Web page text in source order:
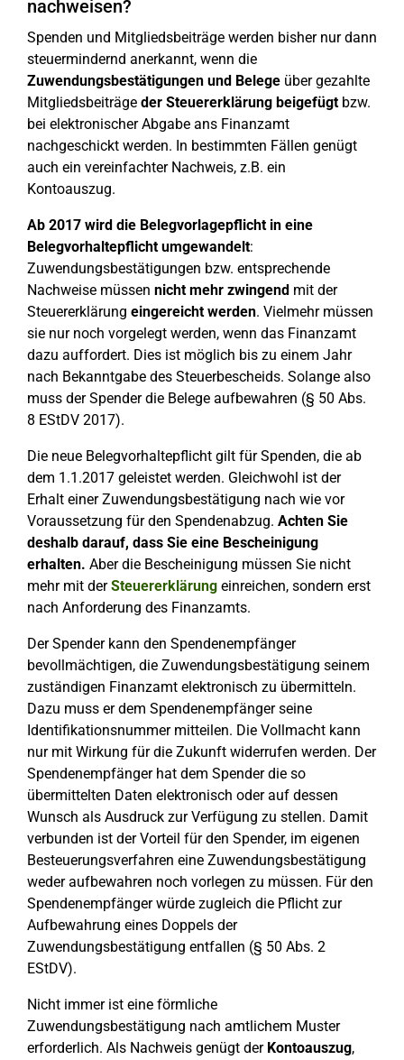
nachweisen?
Spenden und Mitgliedsbeiträge werden bisher nur dann
steuermindernd anerkannt, wenn die
Zuwendungsbestätigungen und Belege über gezahlte
Mitgliedsbeiträge der Steuererklärung beigefügtbzw.
bei elektronischer Abgabe ans Finanzamt
nachgeschickt werden. In bestimmten Fällen genügt
auch ein vereinfachter Nachweis, z.B. ein
Kontoauszug.
Ab 2017 wird die Belegvorlagepflicht in eine
Belegvorhaltepflicht umgewandelt:
Zuwendungsbestätigungen bzw. entsprechende
Nachweise müssen nicht mehr zwingend mit der
Steuererklärung eingereicht werden. Vielmehr müssen
sie nur noch vorgelegt werden, wenn das Finanzamt
dazu auffordert. Dies ist möglich bis zu einem Jahr
nach Bekanntgabe des Steuerbescheids. Solange also
muss der Spender die Belege aufbewahren (§ 50 Abs.
8 EStDV 2017).
Die neue Belegvorhaltepflicht gilt für Spenden, die ab
dem 1.1.2017 geleistet werden. Gleichwohl ist der
Erhalt einer Zuwendungsbestätigung nach wie vor
Voraussetzung für den Spendenabzug. Achten Sie
deshalb darauf, dass Sie eine Bescheinigung
erhalten. Aber die Bescheinigung müssen Sie nicht
mehr mit derSteuererklärung einreichen, sondern erst
nach Anforderung des Finanzamts.
Der Spender kann den Spendenempfänger
bevollmächtigen, die Zuwendungsbestätigung seinem
zuständigen Finanzamt elektronisch zu übermitteln.
Dazu muss er dem Spendenempfänger seine
Identifikationsnummer mitteilen. Die Vollmacht kann
nur mit Wirkung für die Zukunft widerrufen werden. Der
Spendenempfänger hat dem Spender die so
übermittelten Daten elektronisch oder auf dessen
Wunsch als Ausdruck zur Verfügung zu stellen. Damit
verbunden ist der Vorteil für den Spender, im eigenen
Besteuerungsverfahren eine Zuwendungsbestätigung
weder aufbewahren noch vorlegen zu müssen. Für den
Spendenempfänger würde zugleich die Pflicht zur
Aufbewahrung eines Doppels der
Zuwendungsbestätigung entfallen (§ 50 Abs. 2
EStDV).
Nicht immer ist eine förmliche
Zuwendungsbestätigung nach amtlichem Muster
erforderlich. Als Nachweis genügt der Kontoauszug,